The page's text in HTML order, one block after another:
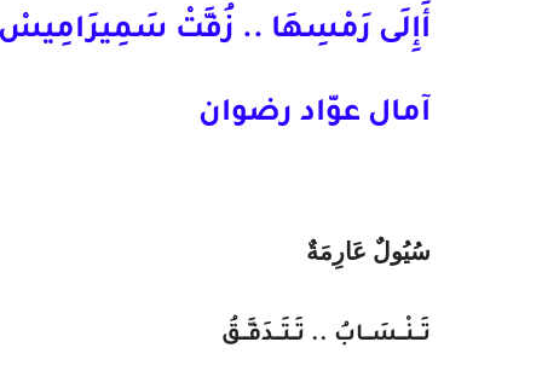
أَإِلَى رَمْسِهَا .. زُفَّتْ
آمال عوّاد رضوان
سُيُولٌ عَارِمَةٌ
تَـــنْـــسَـــابُ .. تَــتَـــدَفَّـــقُ